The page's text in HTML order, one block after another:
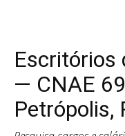
Escritórios
— CNAE
Petrópolis,